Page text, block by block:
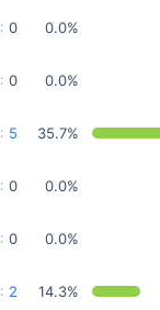
0 0.0%
0 0.0%
5 35.7%
0 0.0%
0 0.0%
2 14.3%